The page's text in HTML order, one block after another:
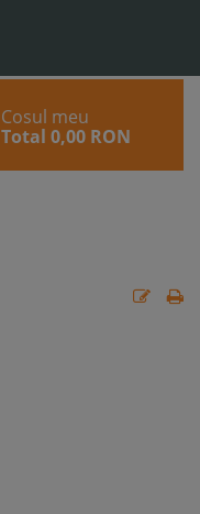
Cosul meu
Total 0,00 RON